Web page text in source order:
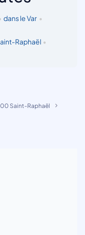
dans le Var •
Raphaël •
Saint-Raphaël